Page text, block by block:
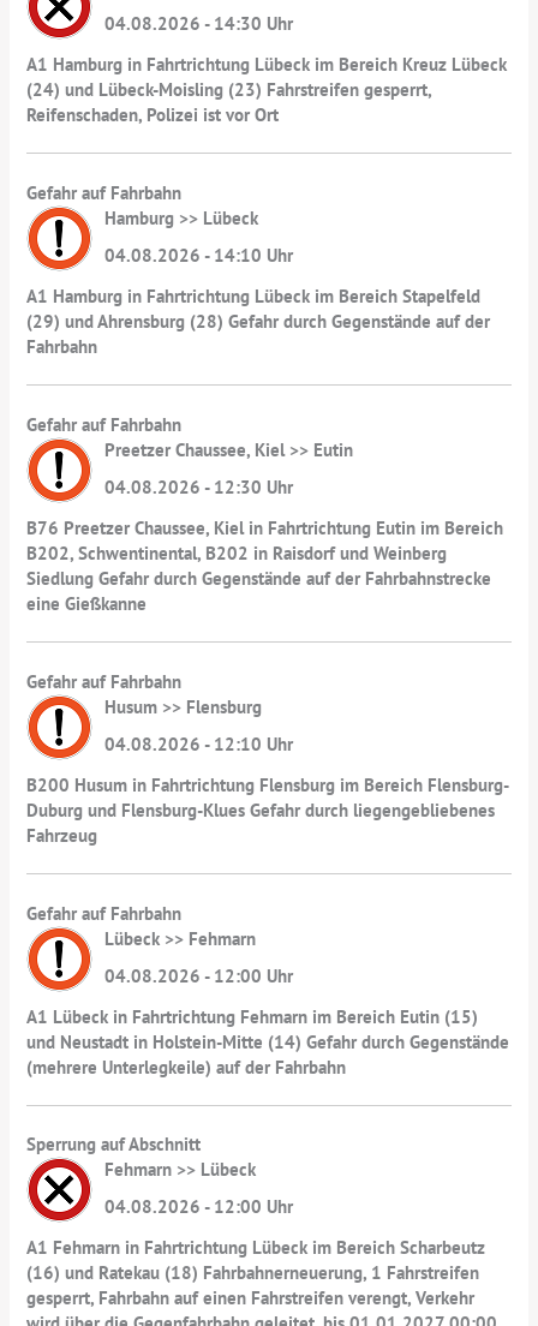
04.08.2026 - 14:30 Uhr
A1 Hamburg in Fahrtrichtung Lübeck im Bereich Kreuz Lübeck
(24) und Lübeck-Moisling (23) Fahrstreifen gesperrt,
Reifenschaden, Polizei ist vor Ort
Gefahr auf Fahrbahn
Hamburg >> Lübeck
04.08.2026 - 14:10 Uhr
A1 Hamburg in Fahrtrichtung Lübeck im Bereich Stapelfeld
(29) und Ahrensburg (28) Gefahr durch Gegenstände auf der
Fahrbahn
Gefahr auf Fahrbahn
Preetzer Chaussee, Kiel >> Eutin
04.08.2026 - 12:30 Uhr
B76 Preetzer Chaussee, Kiel in Fahrtrichtung Eutin im Bereich
B202, Schwentinental, B202 in Raisdorf und Weinberg
Siedlung Gefahr durch Gegenstände auf der Fahrbahnstrecke
eine Gießkanne
Gefahr auf Fahrbahn
Husum >> Flensburg
04.08.2026 - 12:10 Uhr
B200 Husum in Fahrtrichtung Flensburg im Bereich Flensburg-
Duburg und Flensburg-Klues Gefahr durch liegengebliebenes
Fahrzeug
Gefahr auf Fahrbahn
Lübeck >> Fehmarn
04.08.2026 - 12:00 Uhr
A1 Lübeck in Fahrtrichtung Fehmarn im Bereich Eutin (15)
und Neustadt in Holstein-Mitte (14) Gefahr durch Gegenstände
(mehrere Unterlegkeile) auf der Fahrbahn
Sperrung auf Abschnitt
Fehmarn >> Lübeck
04.08.2026 - 12:00 Uhr
A1 Fehmarn in Fahrtrichtung Lübeck im Bereich Scharbeutz
(16) und Ratekau (18) Fahrbahnerneuerung, 1 Fahrstreifen
gesperrt, Fahrbahn auf einen Fahrstreifen verengt, Verkehr